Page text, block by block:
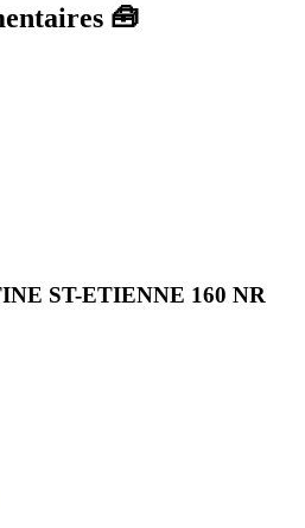
🧰
ST-ETIENNE 160 NR